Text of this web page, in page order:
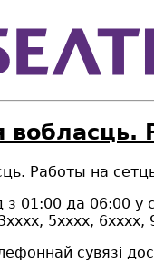
Работы на
з 01:00 да 06:00 у
, 5хххх, 6хххх,
сувязі